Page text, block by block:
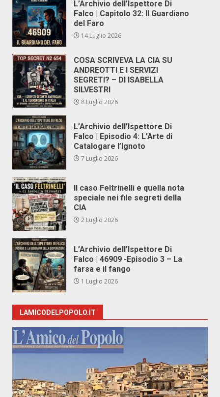
L’Archivio dell’Ispettore Di
Falco | Capitolo 32: Il Guardiano
del Faro
14 Luglio 2026
COSA SCRIVEVA LA CIA SU
ANDREOTTI E I SERVIZI
SEGRETI? – DI ISABELLA
SILVESTRI
8 Luglio 2026
L’Archivio dell’Ispettore Di
Falco | Episodio 4: L’Arte di
Catalogare l’Ignoto
7 Luglio 2026
Il caso Feltrinelli e quella nota
speciale nei file segreti della
CIA
2 Luglio 2026
L’Archivio dell’Ispettore Di
Falco | 46909 -Episodio 3 – La
farsa e il fango
1 Luglio 2026
LAMICODELPOPOLO.IT